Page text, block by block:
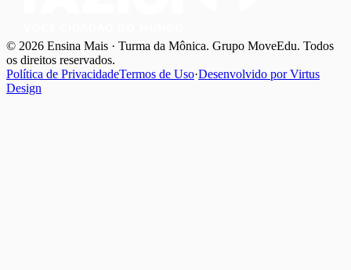
© 2026 Ensina Mais · Turma da Mônica. Grupo MoveEdu. Todos
os direitos reservados.
Política de PrivacidadeTermos de Uso·Desenvolvido porVirtus
Design